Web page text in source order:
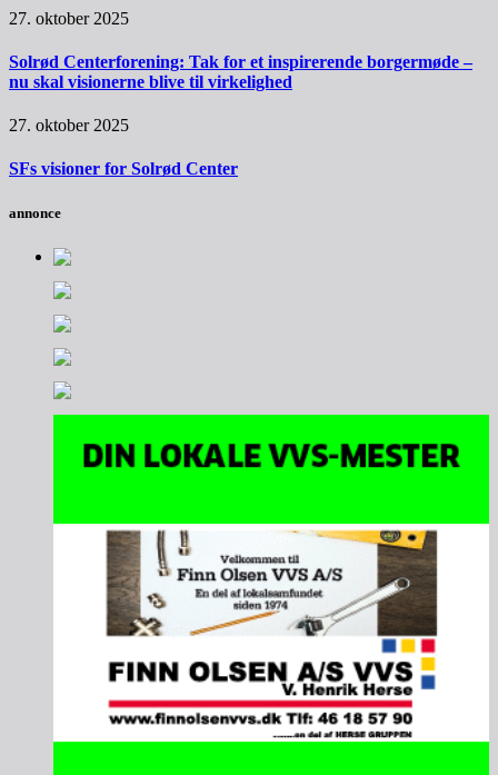
27. oktober 2025
Solrød Centerforening: Tak for et inspirerende borgermøde –
nu skal visionerne blive til virkelighed
27. oktober 2025
SFs visioner for Solrød Center
annonce